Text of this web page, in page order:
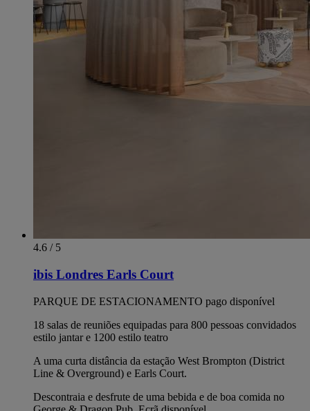
4.6 / 5
ibis Londres Earls Court
PARQUE DE ESTACIONAMENTO pago disponível
18 salas de reuniões equipadas para 800 pessoas convidados
estilo jantar e 1200 estilo teatro
A uma curta distância da estação West Brompton (District
Line & Overground) e Earls Court.
Descontraia e desfrute de uma bebida e de boa comida no